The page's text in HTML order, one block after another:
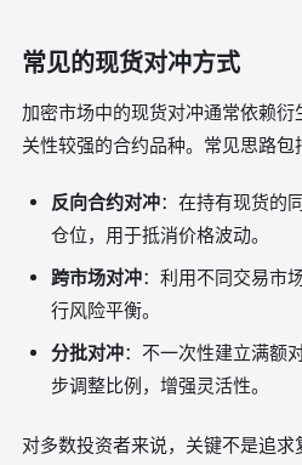
常见的现货对冲方式
加密市场中的现货对冲通常依赖
关性较强的合约品种。常见思路包
反向合约对冲：在持有现货的
仓位，用于抵消价格波动。
跨市场对冲：利用不同交易市
行风险平衡。
分批对冲：不一次性建立满额
步调整比例，增强灵活性。
对多数投资者来说，关键不是追